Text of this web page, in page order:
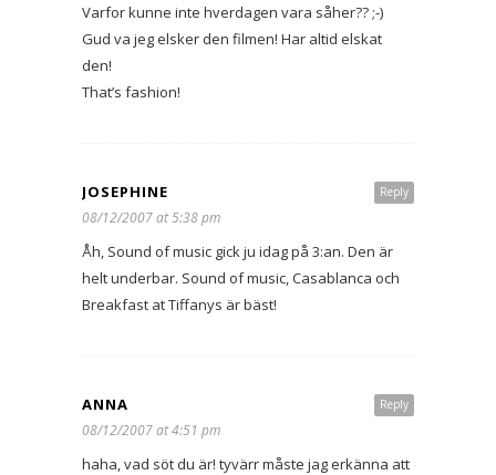
Varfor kunne inte hverdagen vara såher?? ;-)
Gud va jeg elsker den filmen! Har altid elskat
den!
That’s fashion!
Reply
JOSEPHINE
08/12/2007 at 5:38 pm
Åh, Sound of music gick ju idag på 3:an. Den är
helt underbar. Sound of music, Casablanca och
Breakfast at Tiffanys är bäst!
Reply
ANNA
08/12/2007 at 4:51 pm
haha, vad söt du är! tyvärr måste jag erkänna att